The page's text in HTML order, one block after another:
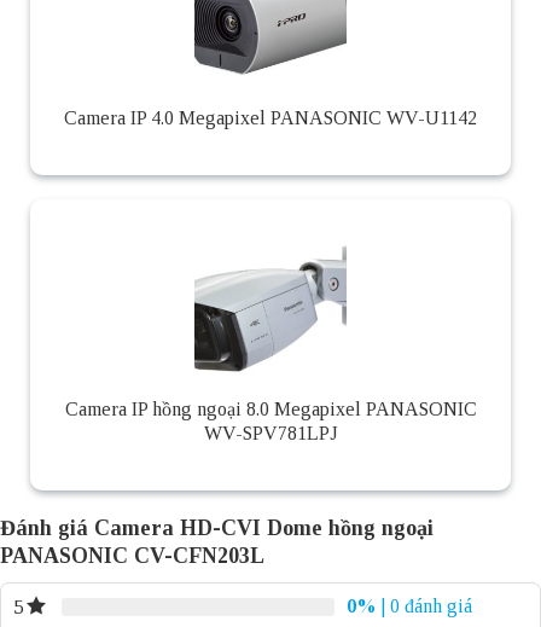
Camera IP 4.0 Megapixel PANASONIC WV-U1142
Camera IP hồng ngoại 8.0 Megapixel PANASONIC
WV-SPV781LPJ
Đánh giá Camera HD-CVI Dome hồng ngoại
PANASONIC CV-CFN203L
5 0%
| 0 đánh giá